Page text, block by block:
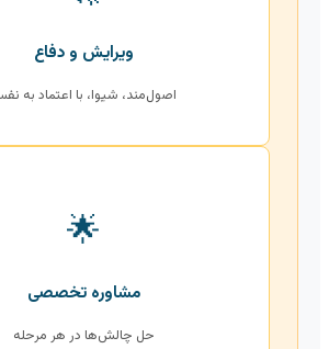
ویرایش و دفاع
اصول‌مند، شیوا، با اعتماد به نفس
مشاوره تخصصی
حل چالش‌ها در هر مرحله